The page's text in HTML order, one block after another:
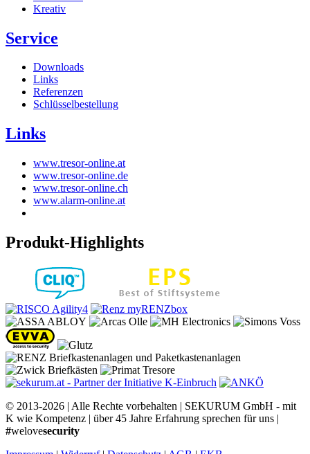
Kreativ
Service
Downloads
Links
Referenzen
Schlüsselbestellung
Links
www.tresor-online.at
www.tresor-online.de
www.tresor-online.ch
www.alarm-online.at
Produkt-Highlights
© 2013-2026 | Alle Rechte vorbehalten | SEKURUM GmbH - mit
K wie Kompetenz | über 45 Jahre Erfahrung sprechen für uns |
#welovesecurity